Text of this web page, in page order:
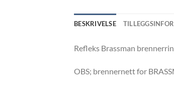
BESKRIVELSE
Refleks Brassman
OBS; brennernett for